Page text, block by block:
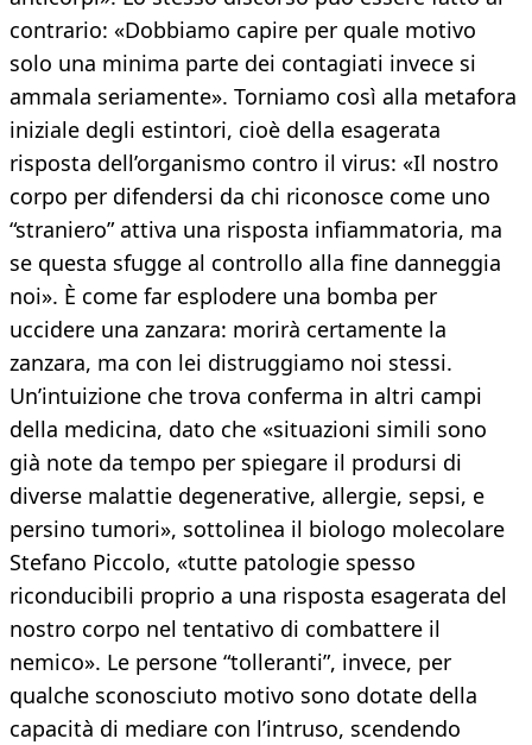
contrario: «Dobbiamo capire per quale motivo
solo una minima parte dei contagiati invece si
ammala seriamente». Torniamo così alla metafora
iniziale degli estintori, cioè della esagerata
risposta dell’organismo contro il virus: «Il nostro
corpo per difendersi da chi riconosce come uno
“straniero” attiva una risposta infiammatoria, ma
se questa sfugge al controllo alla fine danneggia
noi». È come far esplodere una bomba per
uccidere una zanzara: morirà certamente la
zanzara, ma con lei distruggiamo noi stessi.
Un’intuizione che trova conferma in altri campi
della medicina, dato che «situazioni simili sono
già note da tempo per spiegare il prodursi di
diverse malattie degenerative, allergie, sepsi, e
persino tumori», sottolinea il biologo molecolare
Stefano Piccolo, «tutte patologie spesso
riconducibili proprio a una risposta esagerata del
nostro corpo nel tentativo di combattere il
nemico». Le persone “tolleranti”, invece, per
qualche sconosciuto motivo sono dotate della
capacità di mediare con l’intruso, scendendo